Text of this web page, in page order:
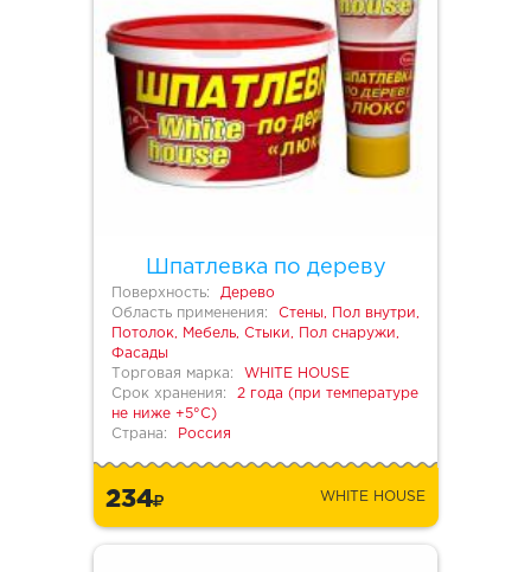
Шпатлевка по дереву
Поверхность:
Дерево
Область применения:
Стены, Пол внутри,
Потолок, Мебель, Стыки, Пол снаружи,
Фасады
Торговая марка:
WHITE HOUSE
Срок хранения:
2 года (при температуре
не ниже +5°С)
Страна:
Россия
234 WHITE HOUSE